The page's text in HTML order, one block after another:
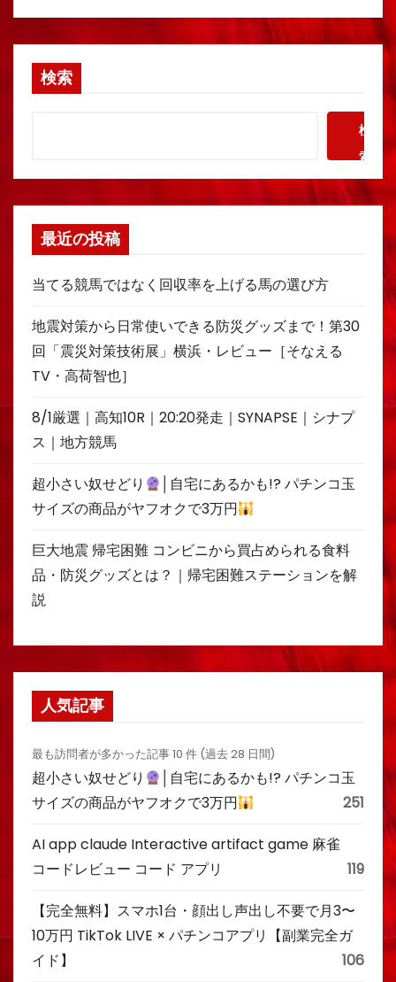
検索
検
索
最近の投稿
当てる競馬ではなく回収率を上げる馬の選び方
地震対策から日常使いできる防災グッズまで！第30
回「震災対策技術展」横浜・レビュー［そなえる
TV・高荷智也］
8/1厳選｜高知10R｜20:20発走｜SYNAPSE｜シナプ
ス｜地方競馬
超小さい奴せどり
│自宅にあるかも!? パチンコ玉
サイズの商品がヤフオクで3万円
巨大地震 帰宅困難 コンビニから買占められる食料
品・防災グッズとは？｜帰宅困難ステーションを解
説
人気記事
最も訪問者が多かった記事 10 件 (過去 28 日間)
超小さい奴せどり
│自宅にあるかも!? パチンコ玉
サイズの商品がヤフオクで3万円
251
AI app claude Interactive artifact game 麻雀
コードレビュー コード アプリ
119
【完全無料】スマホ1台・顔出し声出し不要で月3〜
10万円 TikTok LIVE × パチンコアプリ【副業完全ガ
イド】
106